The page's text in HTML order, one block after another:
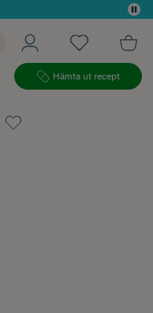
Hämta ut recept